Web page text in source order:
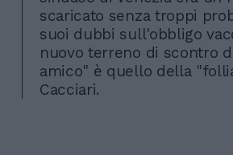
scaricato senza troppi
suoi dubbi sull'obbligo
nuovo terreno di scontro
amico" è quello della
Cacciari.